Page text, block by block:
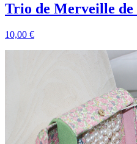
Trio de Merveille de
10,00 €